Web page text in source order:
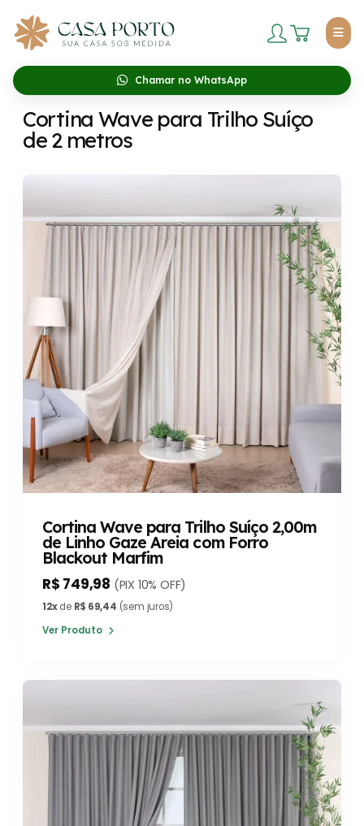
Chamar no WhatsApp
Cortina Wave para Trilho Suíço
de 2 metros
Cortina Wave para Trilho Suíço 2,00m
de Linho Gaze Areia com Forro
Blackout Marfim
R$ 749,98 (PIX 10% OFF)
12xde R$ 69,44 (sem juros)
Ver Produto